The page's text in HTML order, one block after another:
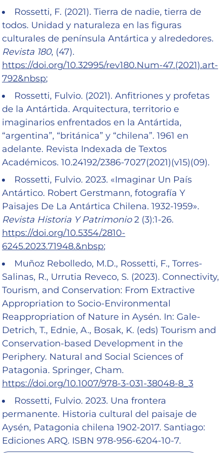
Rossetti, F. (2021). Tierra de nadie, tierra de
todos. Unidad y naturaleza en las figuras
culturales de península Antártica y alrededores.
Revista 180, (47).
https://doi.org/10.32995/rev180.Num-47.(2021).art-
792&nbsp;
Rossetti, Fulvio. (2021). Anfitriones y profetas
de la Antártida. Arquitectura, territorio e
imaginarios enfrentados en la Antártida,
“argentina”, “británica” y “chilena”. 1961 en
adelante. Revista Indexada de Textos
Académicos. 10.24192/2386-7027(2021)(v15)(09).
Rossetti, Fulvio. 2023. «Imaginar Un País
Antártico. Robert Gerstmann, fotografía Y
Paisajes De La Antártica Chilena. 1932-1959».
Revista Historia Y Patrimonio2 (3):1-26.
https://doi.org/10.5354/2810-
6245.2023.71948.&nbsp;
Muñoz Rebolledo, M.D., Rossetti, F., Torres-
Salinas, R., Urrutia Reveco, S. (2023). Connectivity,
Tourism, and Conservation: From Extractive
Appropriation to Socio-Environmental
Reappropriation of Nature in Aysén. In: Gale-
Detrich, T., Ednie, A., Bosak, K. (eds) Tourism and
Conservation-based Development in the
Periphery. Natural and Social Sciences of
Patagonia. Springer, Cham.
https://doi.org/10.1007/978-3-031-38048-8_3
Rossetti, Fulvio. 2023. Una frontera
permanente. Historia cultural del paisaje de
Aysén, Patagonia chilena 1902-2017. Santiago:
Ediciones ARQ. ISBN 978-956-6204-10-7.